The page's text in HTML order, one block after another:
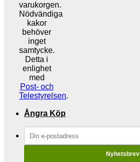
varukorgen.
Nödvändiga
kakor
behöver
inget
samtycke.
Detta i
enlighet
med
Post- och
Telestyrelsen.
Ångra Köp
Nyhetsbrev